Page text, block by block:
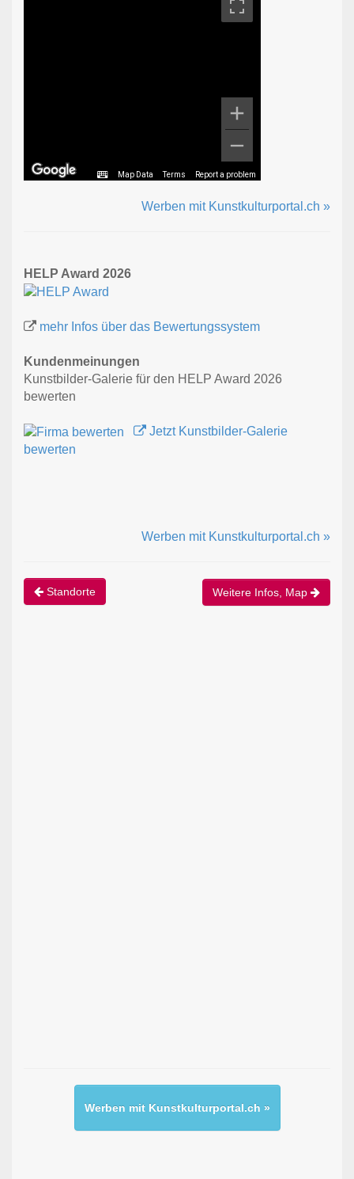
Map Data Terms Report a problem
Werben mit Kunstkulturportal.ch »
HELP Award 2026
mehr Infos über das Bewertungssystem
Kundenmeinungen
Kunstbilder-Galerie für den HELP Award 2026
bewerten
Jetzt Kunstbilder-Galerie
bewerten
Werben mit Kunstkulturportal.ch »
Standorte Weitere Infos, Map
Werben mit Kunstkulturportal.ch »